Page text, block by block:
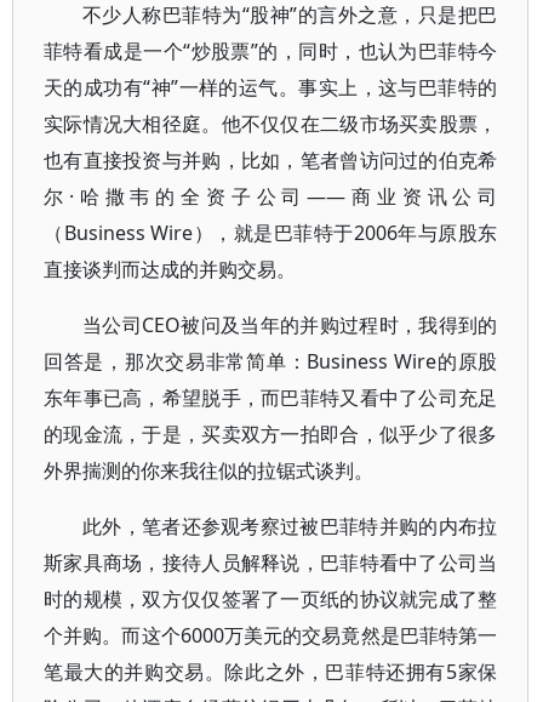
不少人称巴菲特为“股神”的言外之意，只是把巴
菲特看成是一个“炒股票”的，同时，也认为巴菲特今
天的成功有“神”一样的运气。事实上，这与巴菲特的
实际情况大相径庭。他不仅仅在二级市场买卖股票，
也有直接投资与并购，比如，笔者曾访问过的伯克希
尔·哈撒韦的全资子公司——商业资讯公司
（Business Wire），就是巴菲特于2006年与原股东
直接谈判而达成的并购交易。
当公司CEO被问及当年的并购过程时，我得到的
回答是，那次交易非常简单：Business Wire的原股
东年事已高，希望脱手，而巴菲特又看中了公司充足
的现金流，于是，买卖双方一拍即合，似乎少了很多
外界揣测的你来我往似的拉锯式谈判。
此外，笔者还参观考察过被巴菲特并购的内布拉
斯家具商场，接待人员解释说，巴菲特看中了公司当
时的规模，双方仅仅签署了一页纸的协议就完成了整
个并购。而这个6000万美元的交易竟然是巴菲特第一
笔最大的并购交易。除此之外，巴菲特还拥有5家保